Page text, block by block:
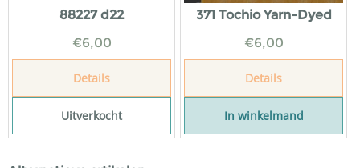
88227 d22
€6,00
Details
Uitverkocht
371 Tochio Yarn-Dyed
€6,00
Details
In winkelmand